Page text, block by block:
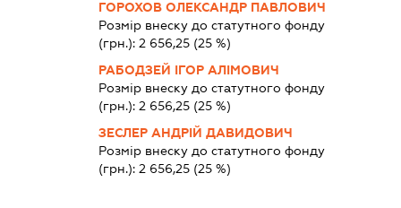
ГОРОХОВ ОЛЕКСАНДР ПАВЛОВИЧ
Розмір внеску до статутного фонду
(грн.): 2 656,25(25 %)
РАБОДЗЕЙ ІГОР АЛІМОВИЧ
Розмір внеску до статутного фонду
(грн.): 2 656,25(25 %)
ЗЕСЛЕР АНДРІЙ ДАВИДОВИЧ
Розмір внеску до статутного фонду
(грн.): 2 656,25(25 %)